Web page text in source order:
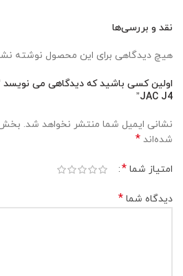
نقد و بررسی‌ها
هیچ دیدگاهی برای این محصول نوشته
اولین کسی باشید که دیدگاهی می
JAC J4”
نشانی ایمیل شما منتشر نخواهد شد.
شده‌اند *
امتیاز شما *
دیدگاه شما *